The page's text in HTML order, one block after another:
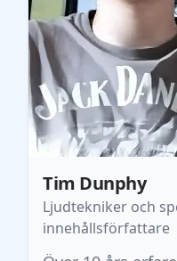
Tim Dunphy
Ljudtekniker och
innehållsförfattare